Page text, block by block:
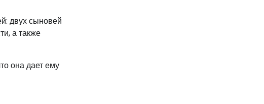
двух сыновей
а также
она дает ему